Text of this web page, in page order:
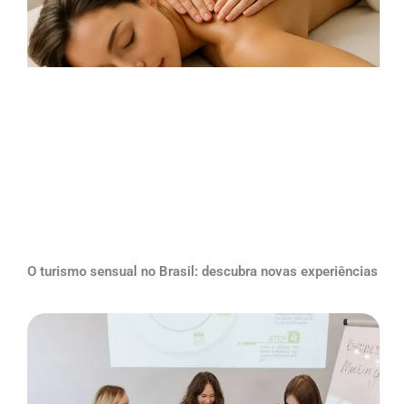
O turismo sensual no Brasil: descubra novas experiências